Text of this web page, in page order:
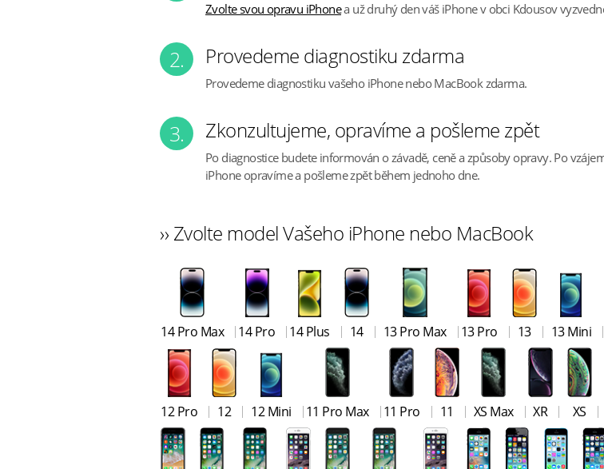
Zvolte svou opravu iPhonea už druhý den váš iPhone v obci Kdousov
2. Provedeme diagnostiku zdarma
Provedeme diagnostiku vašeho iPhone nebo MacBook zdarma.
3. Zkonzultujeme, opravíme a pošleme zpět
Po diagnostice budete informován o závadě, ceně a způsoby opravy. Po
iPhone opravíme a pošleme zpět během jednoho dne.
›› Zvolte model Vašeho iPhone nebo MacBook
14 Pro Max 14 Pro 14 Plus 14 13 Pro Max 13 Pro 13 13 Mini
12 Pro 12 12 Mini 11 Pro Max 11 Pro 11 XS Max XR XS